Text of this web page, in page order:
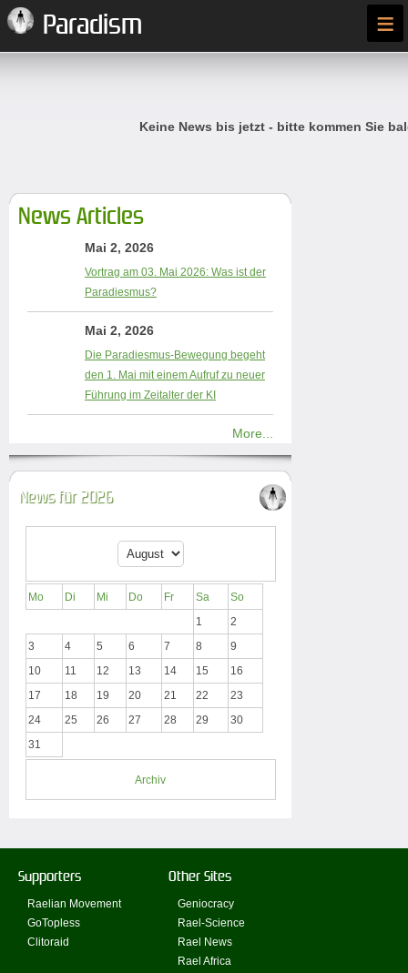
Paradism ≡
Keine News bis jetzt - bitte kommen Sie
News Articles
Mai 2, 2026
Vortrag am 03. Mai 2026: Was ist der
Paradiesmus?
Mai 2, 2026
Die Paradiesmus-Bewegung begeht
den 1. Mai mit einem Aufruf zu neuer
Führung im Zeitalter der KI
More...
News für 2026
Mo Di Mi Do Fr Sa
So
1
2
3
4 5 6 7 8
9
10
11 12 13 14 15
16
17
18 19 20 21 22
23
24
25 26 27 28 29
30
31
Archiv
Supporters
Raelian Movement
GoTopless
Clitoraid
Other Sites
Geniocracy
Rael-Science
Rael News
Rael Africa